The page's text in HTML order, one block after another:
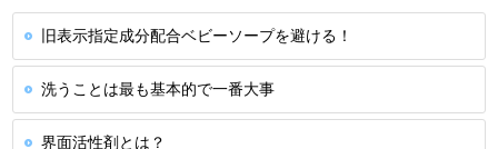
旧表示指定成分配合ベビーソープを避ける！
洗うことは最も基本的で一番大事
界面活性剤とは？